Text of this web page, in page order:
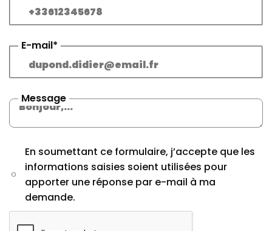
E-mail*
Message
En soumettant ce formulaire, j’accepte que les
informations saisies soient utilisées pour
apporter une réponse par e-mail à ma
demande.